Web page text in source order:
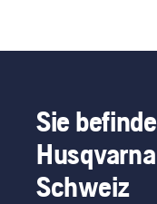
Sie
Schweiz